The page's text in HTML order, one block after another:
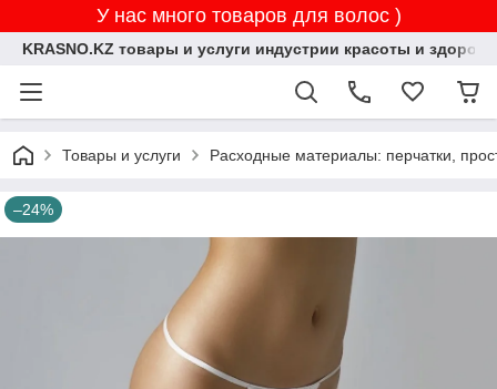
У нас много товаров для волос )
KRASNO.KZ товары и услуги индустрии красоты и
Товары и услуги Расходные материалы: перчатки,
–24%